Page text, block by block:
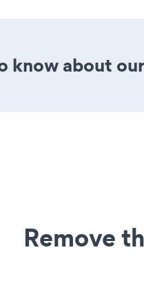
know about
Remove